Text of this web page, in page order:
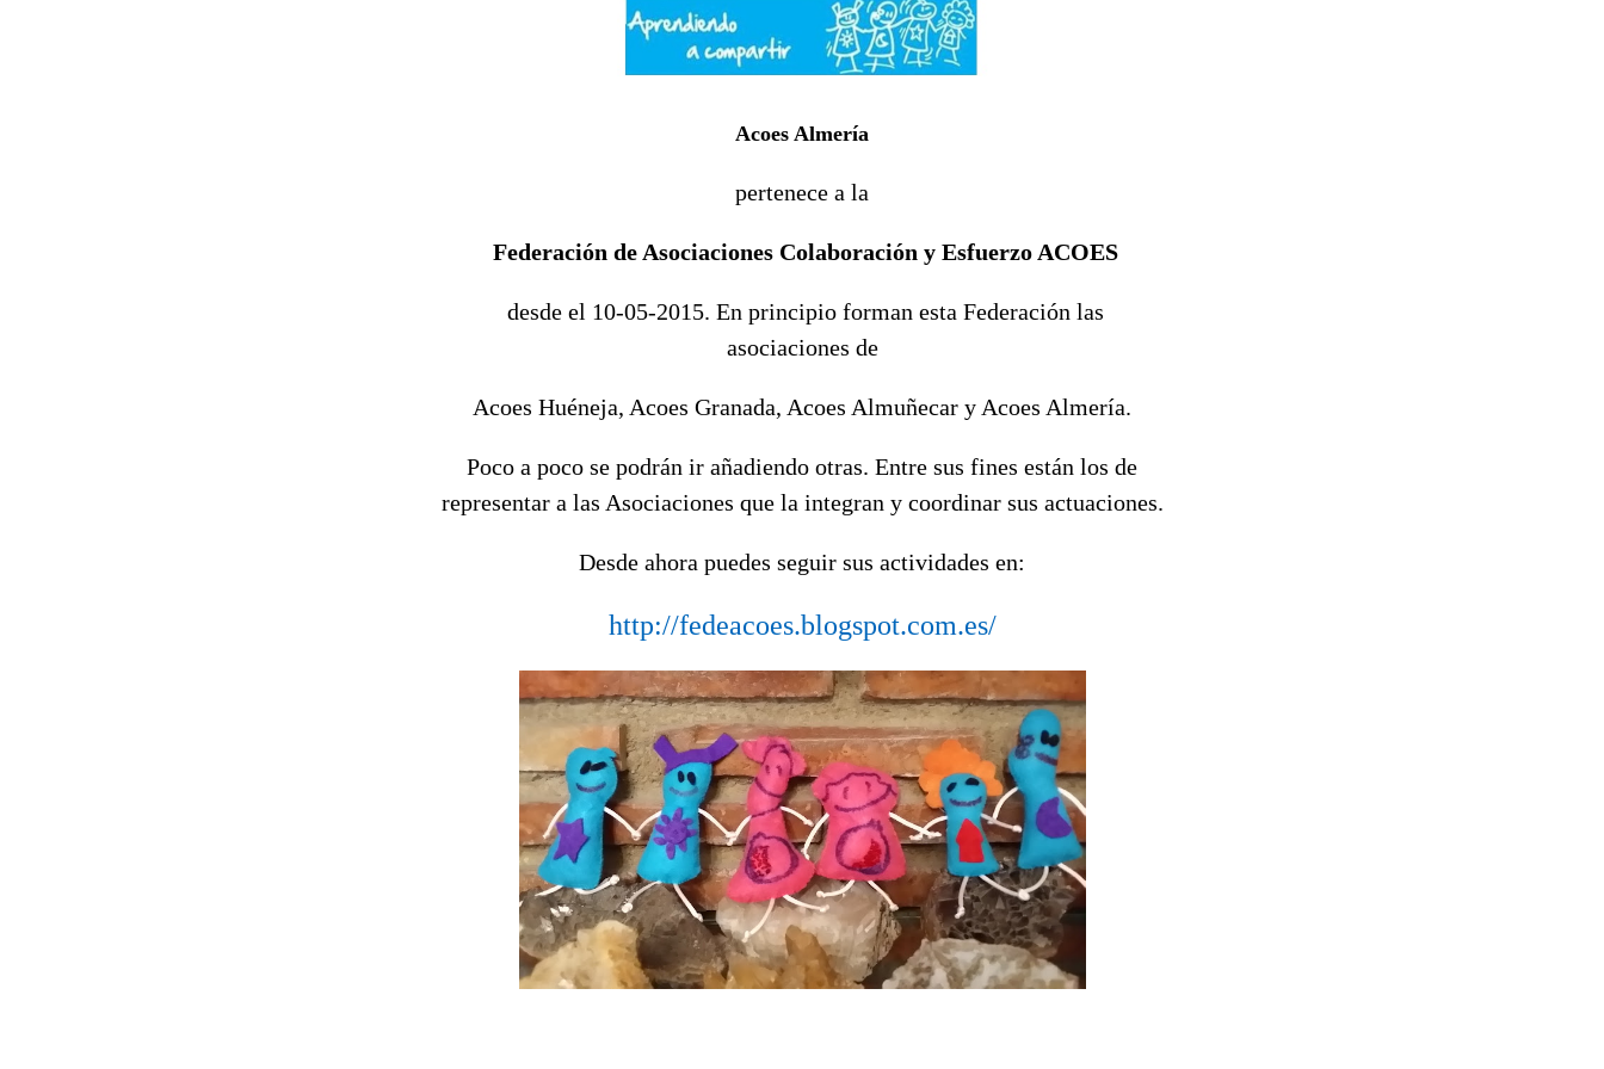
Acoes Almería
pertenece a la
Federación de Asociaciones Colaboración y Esfuerzo ACOES
desde el 10-05-2015. En principio forman esta Federación las
asociaciones de
Acoes Huéneja, Acoes Granada, Acoes Almuñecar y Acoes Almería.
Poco a poco se podrán ir añadiendo otras. Entre sus fines están los de
representar a las Asociaciones que la integran y coordinar sus actuaciones.
Desde ahora puedes seguir sus actividades en:
http://fedeacoes.blogspot.com.es/